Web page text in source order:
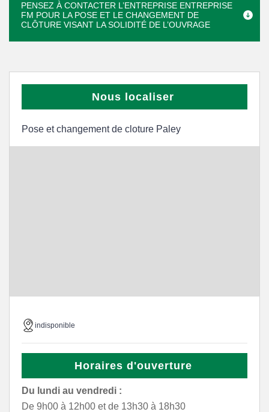
PENSEZ À CONTACTER L’ENTREPRISE ENTREPRISE
FM POUR LA POSE ET LE CHANGEMENT DE
CLÔTURE VISANT LA SOLIDITÉ DE L’OUVRAGE
Nous localiser
Pose et changement de cloture Paley
indisponible
Horaires d'ouverture
Du lundi au vendredi :
De 9h00 à 12h00 et de 13h30 à 18h30